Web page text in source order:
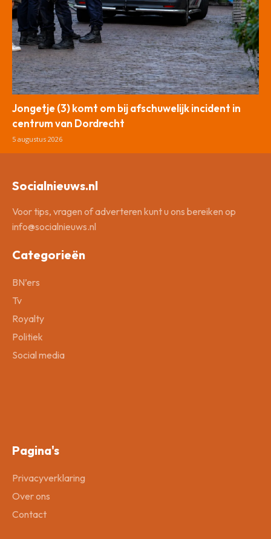
Jongetje (3) komt om bij afschuwelijk incident in
centrum van Dordrecht
5 augustus 2026
Socialnieuws.nl
Voor tips, vragen of adverteren kunt u ons bereiken op
info@socialnieuws.nl
Categorieën
BN’ers
Tv
Royalty
Politiek
Social media
Pagina's
Privacyverklaring
Over ons
Contact